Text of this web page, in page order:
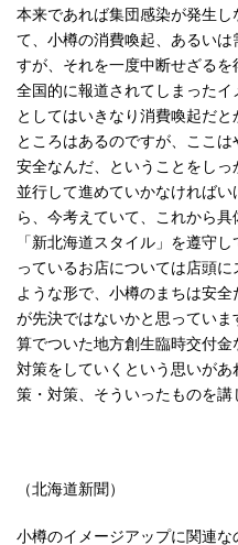
本来であれば集団感染が発生
て、小樽の消費喚起、あるい
すが、それを一度中断せざる
全国的に報道されてしまった
としてはいきなり消費喚起だ
ところはあるのですが、ここ
安全なんだ、ということをし
並行して進めていかなければ
ら、今考えていて、これから
「新北海道スタイル」を遵守
っているお店については店頭
ような形で、小樽のまちは安
が先決ではないかと思ってい
算でついた地方創生臨時交付
対策をしていくという思いが
策・対策、そういったものを講
（北海道新聞）
小樽のイメージアップに関連